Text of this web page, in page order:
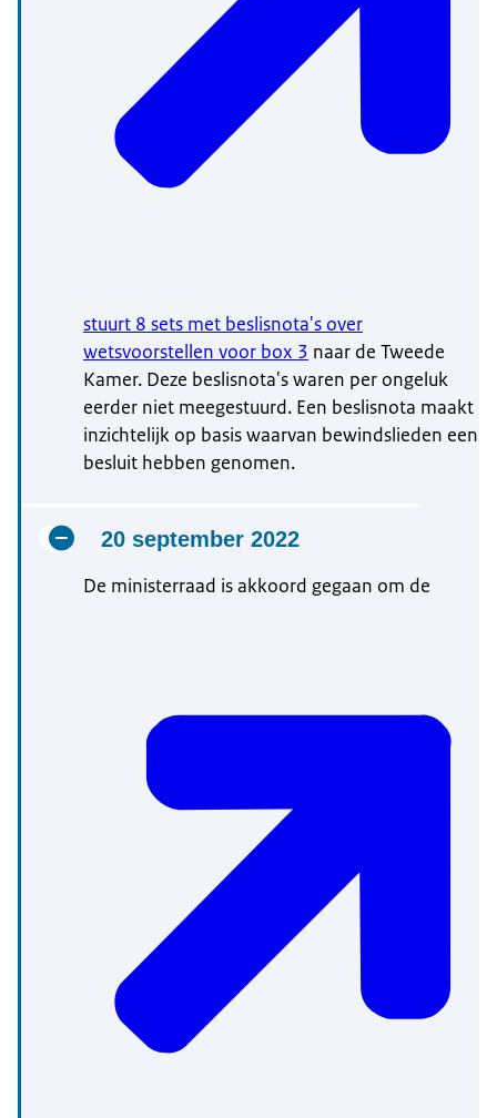
stuurt 8 sets met beslisnota's over
wetsvoorstellen voor box 3 naar de Tweede
Kamer. Deze beslisnota's waren per ongeluk
eerder niet meegestuurd. Een beslisnota maakt
inzichtelijk op basis waarvan bewindslieden een
besluit hebben genomen.
20 september 2022
De ministerraad is akkoord gegaan om de